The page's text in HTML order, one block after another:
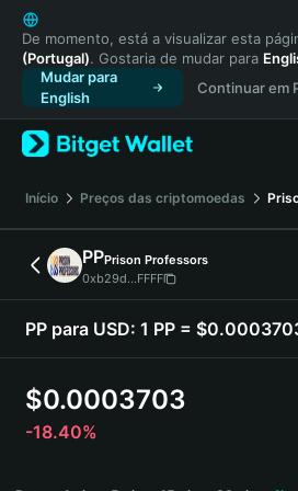
English
日本語
Tiếng Việt
Русский
Español (Latinoamérica)
Türkçe
Français
Deutsch
简体中文
繁體中文
Português (Portugal)
Bahasa Indonesia
ภาษาไทย
Español
Español (Argentina)
De momento, está a visualizar esta
(Portugal). Gostaria de mudar para
Mudar para
English
Continuar em
Início Preços das criptomoedas
PPPrison Professors
0xb29d...FFFF
PP para USD: 1 PP =
$0.0003703
-18.40%